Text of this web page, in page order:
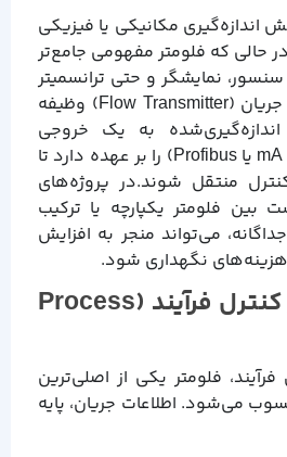
اندازه‌گیری مکانیکی یا فیزیکی
حالی که فلومتر مفهومی جامع‌تر
نمایشگر و حتی ترانسمیتر
داخلی باشد.ترانسمیتر جریان (Flow Transmitter) وظیفه
به یک خروجی
استاندارد (مانند 4–20 mA یا Profibus) را بر عهده دارد تا
منتقل شوند.در پروژه‌های
بین فلومتر یکپارچه یا ترکیب
می‌تواند منجر به افزایش
نگهداری شود.
نقش فلومتر در کنترل فرآیند (Process
فلومتر یکی از اصلی‌ترین
می‌شود. اطلاعات جریان، پایه